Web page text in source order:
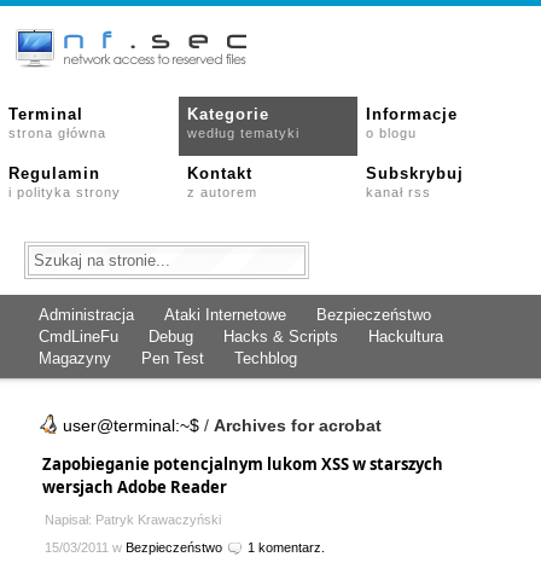
Terminal
strona główna
Kategorie
według tematyki
Informacje
o blogu
Regulamin
i polityka strony
Kontakt
z autorem
Subskrybuj
kanał rss
Administracja Ataki Internetowe
Bezpieczeństwo
CmdLineFu
Debug Hacks & Scripts
Hackultura
Magazyny
Pen Test Techblog
user@terminal:~$ / Archives for acrobat
Zapobieganie potencjalnym lukom XSS w starszych
wersjach Adobe Reader
Napisał: Patryk Krawaczyński
15/03/2011 w Bezpieczeństwo 1 komentarz.